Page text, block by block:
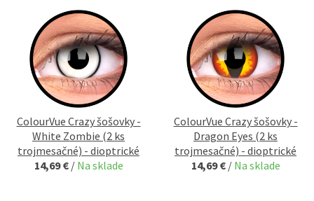
ColourVue Crazy šošovky -
White Zombie (2 ks
trojmesačné) - dioptrické
14,69 € / Na sklade
ColourVue Crazy šošovky -
Dragon Eyes (2 ks
trojmesačné) - dioptrické
14,69 € / Na sklade